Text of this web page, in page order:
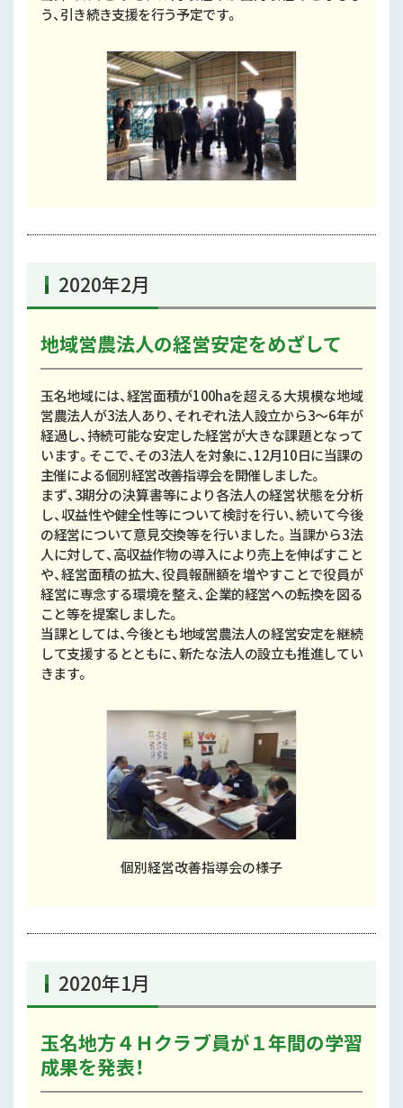
う、引き続き支援を行う予定です。
2020年2月
個別経営改善指導会の様子
地域営農法人の経営安定をめざして
玉名地域には、経営面積が100haを超える大規模な地域
営農法人が3法人あり、それぞれ法人設立から3～6年が
経過し、持続可能な安定した経営が大きな課題となって
います。そこで、その3法人を対象に、12月10日に当課の
主催による個別経営改善指導会を開催しました。
まず、3期分の決算書等により各法人の経営状態を分析
し、収益性や健全性等について検討を行い、続いて今後
の経営について意見交換等を行いました。当課から3法
人に対して、高収益作物の導入により売上を伸ばすこと
や、経営面積の拡大、役員報酬額を増やすことで役員が
経営に専念する環境を整え、企業的経営への転換を図る
こと等を提案しました。
当課としては、今後とも地域営農法人の経営安定を継続
して支援するとともに、新たな法人の設立も推進してい
きます。
2020年1月
玉名地方４Ｈクラブ員が１年間の学習
成果を発表！